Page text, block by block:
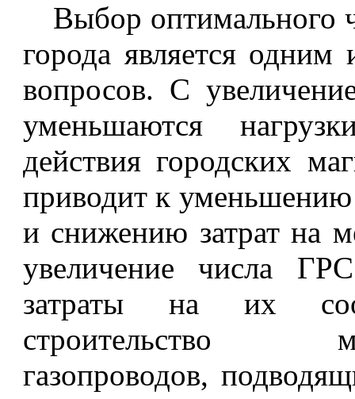
Выбор оптимального
города является
вопросов. С
уменьшаются
действия городских
приводит к
и снижению затрат на
увеличение числа
затраты на их
строительство
газопроводов,